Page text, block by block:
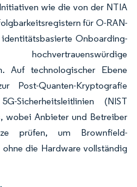
wie die von der NTIA
für O-RAN-
Onboarding-
Auf technologischer Ebene
Post-Quanten-Kryptografie
Sicherheitsleitlinien (NIST
wobei Anbieter und Betreiber
prüfen, um Brownfield-
die Hardware vollständig